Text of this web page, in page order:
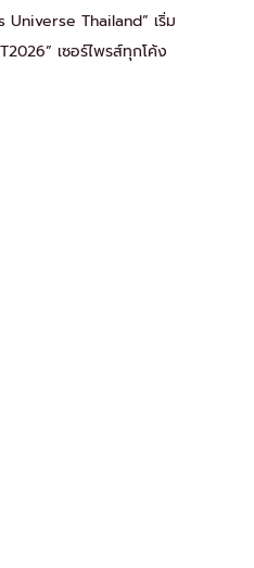
Universe Thailand” เริ่ม
เซอร์ไพรส์ทุกโค้ง